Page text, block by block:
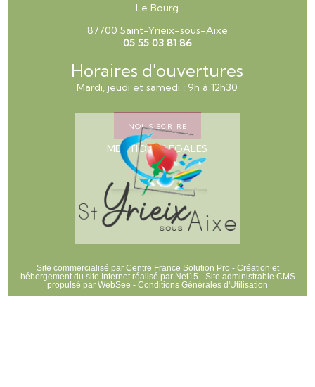
Le Bourg
87700 Saint-Yrieix-sous-Aixe
05 55 03 81 86
Horaires d'ouvertures
Mardi, jeudi et samedi : 9h à 12h30
NOUS ECRIRE
MENTIONS LÉGALES
Site commercialisé par Centre France Solution Pro - Création et
hébergement du site Internet réalisé par Net15 - Site administrable CMS
propulsé par WebSee - Conditions Générales d'Utilisation